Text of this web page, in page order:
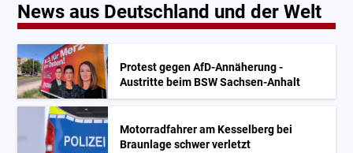
News aus Deutschland und der Welt
Protest gegen AfD-Annäherung -
Austritte beim BSW Sachsen-Anhalt
Motorradfahrer am Kesselberg bei
Braunlage schwer verletzt